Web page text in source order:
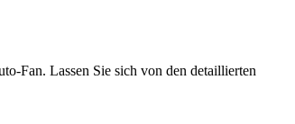
Fan. Lassen Sie sich von den detaillierten